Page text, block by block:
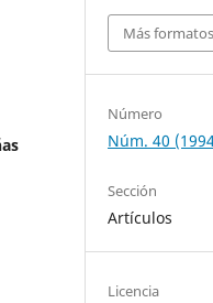
Más
Número
Núm. 40
Sección
Artículos
Licencia